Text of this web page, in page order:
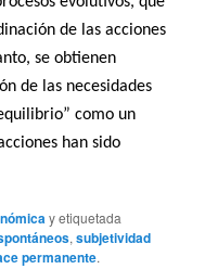
de las acciones
se obtienen
de las necesidades
como un
han sido
y etiquetada
,subjetividad
permanente.